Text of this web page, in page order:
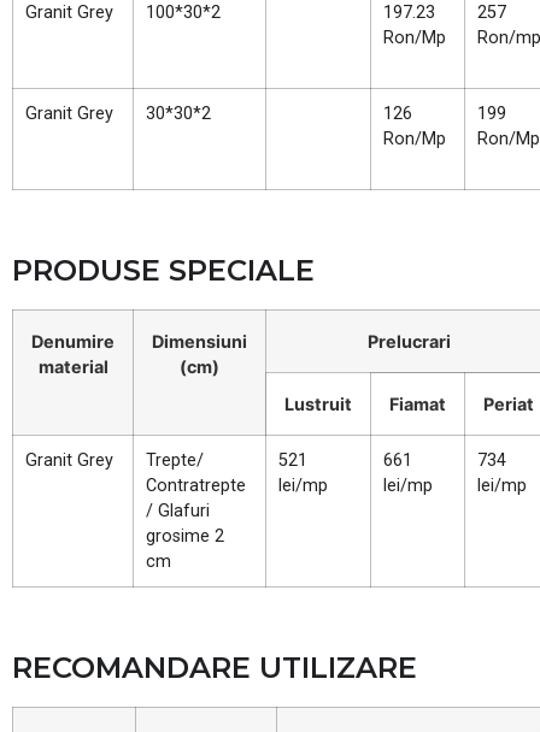
Granit Grey 100*30*2
197.23
Ron/Mp
257
Ron/mp
Granit Grey 30*30*2
126
Ron/Mp
199
Ron/Mp
PRODUSE SPECIALE
Denumire
material
Dimensiuni
(cm)
Prelucrari
Lustruit Fiamat Periat
Granit Grey
Trepte/
Contratrepte
/ Glafuri
grosime 2
cm
521
lei/mp
661
lei/mp
734
lei/mp
RECOMANDARE UTILIZARE